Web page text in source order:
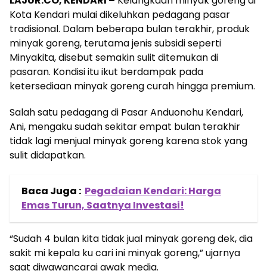
Kota Kendari mulai dikeluhkan pedagang pasar
tradisional. Dalam beberapa bulan terakhir, produk
minyak goreng, terutama jenis subsidi seperti
Minyakita, disebut semakin sulit ditemukan di
pasaran. Kondisi itu ikut berdampak pada
ketersediaan minyak goreng curah hingga premium.
Salah satu pedagang di Pasar Anduonohu Kendari,
Ani, mengaku sudah sekitar empat bulan terakhir
tidak lagi menjual minyak goreng karena stok yang
sulit didapatkan.
Baca Juga : Pegadaian Kendari: Harga
Emas Turun, Saatnya Investasi!
“Sudah 4 bulan kita tidak jual minyak goreng dek, dia
sakit mi kepala ku cari ini minyak goreng,” ujarnya
saat diwawancarai awak media.